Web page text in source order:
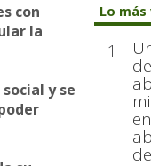
con
la
y se
Lo más
1